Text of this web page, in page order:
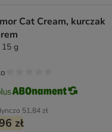
Cat Cream, kurczak
g
51,84 zł
zł